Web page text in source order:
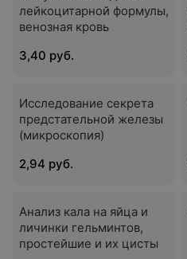
лейкоцитарной формулы,
венозная кровь
3,40 руб.
Исследование секрета
предстательной железы
(микроскопия)
2,94 руб.
Анализ кала на яйца и
личинки гельминтов,
простейшие и их цисты